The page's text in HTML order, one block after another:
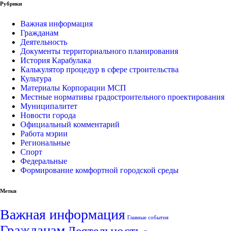
Рубрики
Важная информация
Гражданам
Деятельность
Документы территориального планирования
История Карабулака
Калькулятор процедур в сфере строительства
Культура
Материалы Корпорации МСП
Местные нормативы градостроительного проектирования
Муниципалитет
Новости города
Официальный комментарий
Работа мэрии
Региональные
Спорт
Федеральные
Формирование комфортной городской среды
Метки
Важная информация Главные события